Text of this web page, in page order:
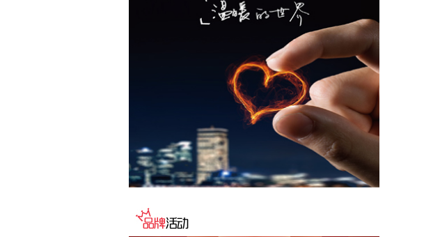
华瓷股份(001216)8月6日在互动平台表示，2025年
公司电瓷业务实现收入2021.19万元，基于当前行业
高景气度，公司已将电瓷业务列为重要发展方向，未
来会加大力度抢占市场份额。为此，公司于今年大力
投资华联火炬电瓷厂建设，已于6月11日点火投产。
当前在手订单良好，预计8月仍在产能爬坡阶段。公
司已取得国网投标资质并积极参与投标，已取得部分
订单，如有达到披露标准的重大中标合同，公司将及
2026-08-06 15:16:12